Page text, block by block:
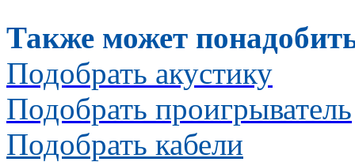
Также может
Подобрать акустику
Подобрать проигрыватель
Подобрать кабели